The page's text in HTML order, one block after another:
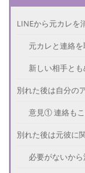
LINEから元カレを
元カレと連絡
新しい相手と
別れた後は自分の
意見① 連絡も
別れた後は元彼に
必要がないから